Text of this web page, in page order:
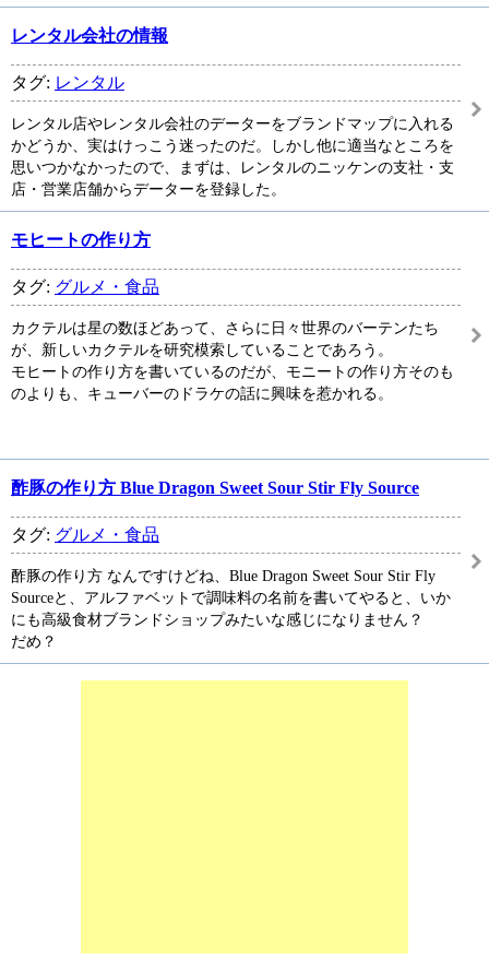
レンタル会社の情報
タグ: レンタル
レンタル店やレンタル会社のデーターをブランドマップに入れる
かどうか、実はけっこう迷ったのだ。しかし他に適当なところを
思いつかなかったので、まずは、レンタルのニッケンの支社・支
店・営業店舗からデーターを登録した。
モヒートの作り方
タグ: グルメ・食品
カクテルは星の数ほどあって、さらに日々世界のバーテンたち
が、新しいカクテルを研究模索していることであろう。
モヒートの作り方を書いているのだが、モニートの作り方そのも
のよりも、キューバーのドラケの話に興味を惹かれる。
酢豚の作り方 Blue Dragon Sweet Sour Stir Fly Source
タグ: グルメ・食品
酢豚の作り方 なんですけどね、Blue Dragon Sweet Sour Stir Fly
Sourceと、アルファベットで調味料の名前を書いてやると、いか
にも高級食材ブランドショップみたいな感じになりません？
だめ？